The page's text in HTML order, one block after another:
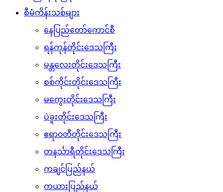
စီမံကိန်းသစ်များ
နေပြည်တော်ကောင်စီ
ရန်ကုန်တိုင်းဒေသကြီး
မန္တလေးတိုင်းဒေသကြီး
စစ်ကိုင်းတိုင်းဒေသကြီး
မကွေးတိုင်းဒေသကြီး
ပဲခူးတိုင်းဒေသကြီး
ဧရာ၀တီတိုင်းဒေသကြီး
တနင်္သာရီတိုင်းဒေသကြီး
ကချင်ပြည်နယ်
ကယားပြည်နယ်